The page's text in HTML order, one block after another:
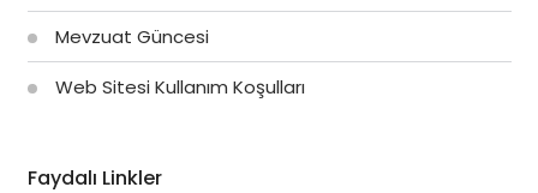
Mevzuat Güncesi
Web Sitesi Kullanım Koşulları
Faydalı Linkler